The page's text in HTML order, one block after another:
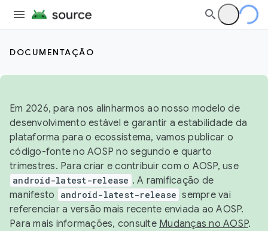
DOCUMENTAÇÃO
Em 2026, para nos alinharmos ao nosso modelo de
desenvolvimento estável e garantir a estabilidade da
plataforma para o ecossistema, vamos publicar o
código-fonte no AOSP no segundo e quarto
trimestres. Para criar e contribuir com o AOSP, use
android-latest-release . A ramificação de
manifesto
android-latest-release sempre vai
referenciar a versão mais recente enviada ao AOSP.
Para mais informações, consulte Mudanças no AOSP.